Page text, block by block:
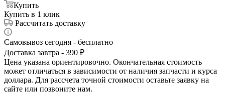
Купить
Купить в 1 клик
Рассчитать доставку
Самовывоз сегодня - бесплатно
Доставка завтра - 390 ₽
Цена указана ориентировочно. Окончательная стоимость
может отличаться в зависимости от наличия запчасти и курса
доллара. Для рассчета точной стоимости оставьте заявку на
сайте или позвоните нам.